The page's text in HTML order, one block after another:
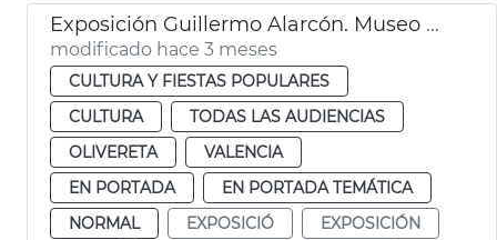
Exposición Guillermo Alarcón. Museo Historia València MHV
modificado hace 3 meses
CULTURA Y FIESTAS POPULARES
CULTURA
TODAS LAS AUDIENCIAS
OLIVERETA
VALENCIA
EN PORTADA
EN PORTADA TEMÁTICA
NORMAL
EXPOSICIÓ
EXPOSICIÓN